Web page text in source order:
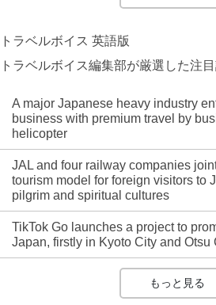
トラベルボイス 英語版
トラベルボイス編集部が厳選した注
A major Japanese heavy industry
business with premium travel by
helicopter
JAL and four railway companies
tourism model for foreign visitors to
pilgrim and spiritual cultures
TikTok Go launches a project to
Japan, firstly in Kyoto City and Otsu
もっと見る